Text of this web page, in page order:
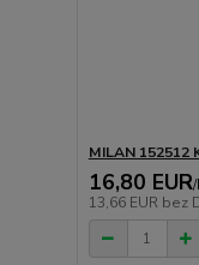
MILAN
16,80 EUR/
13,66 EUR bez